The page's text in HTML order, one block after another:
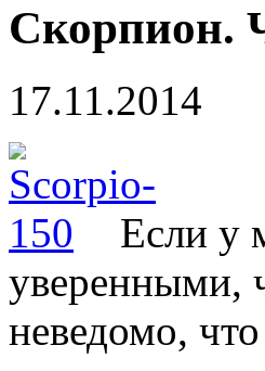
Скорпион.
17.11.2014
Если у
уверенными,
неведомо,